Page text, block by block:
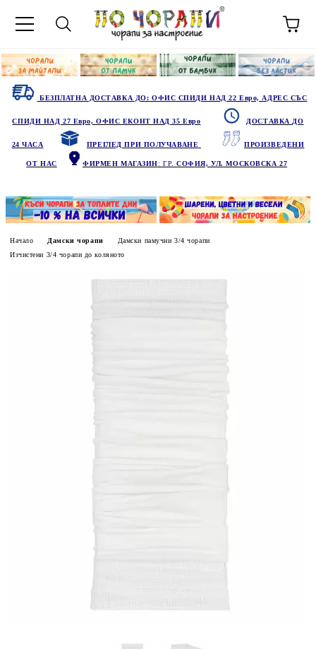
БЕЗПЛАТНА ДОСТАВКА ДО: ОФИС СПИДИ НАД 22 Евро, АДРЕС СЪС
СПИДИ НАД 27 Евро, ОФИС ЕКОНТ НАД 35 Евро ДОСТАВКА ДО
24 ЧАСА ПРЕГЛЕД ПРИ ПОЛУЧАВАНЕ ПРОИЗВЕДЕНИ
ОТ НАС ФИРМЕН МАГАЗИН: ГР.СОФИЯ, УЛ. МОСКОВСКА 27
Начало Дамски чорапи
Дамски памучни 3/4 чорапи
Изчистени 3/4 чорапи до коляното